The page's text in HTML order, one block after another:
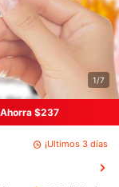
1/7
Ahorra $237
¡Últimos 3 días